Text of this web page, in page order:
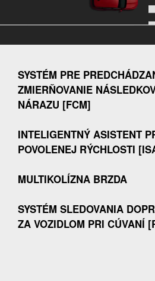
SYSTÉM PRE
ZMIERŇOVANIE
NÁRAZU [FCM]
INTELIGENTNÝ ASISTENT
POVOLENEJ RÝCHLOSTI
MULTIKOLÍZNA BRZDA
SYSTÉM SLEDOVANIA
ZA VOZIDLOM PRI CÚVANÍ